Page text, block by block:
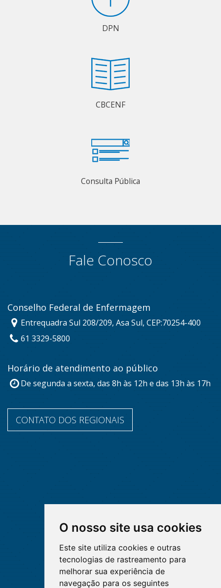
O nosso site usa cookies
Este site utiliza cookies e outras
tecnologias de rastreamento para
melhorar sua experiência de
navegação para os seguintes
DPN
CBCENF
Consulta Pública
Fale Conosco
Conselho Federal de Enfermagem
Entrequadra Sul 208/209, Asa Sul, CEP:70254-400
61 3329-5800
Horário de atendimento ao público
De segunda a sexta, das 8h às 12h e das 13h às 17h
CONTATO DOS REGIONAIS